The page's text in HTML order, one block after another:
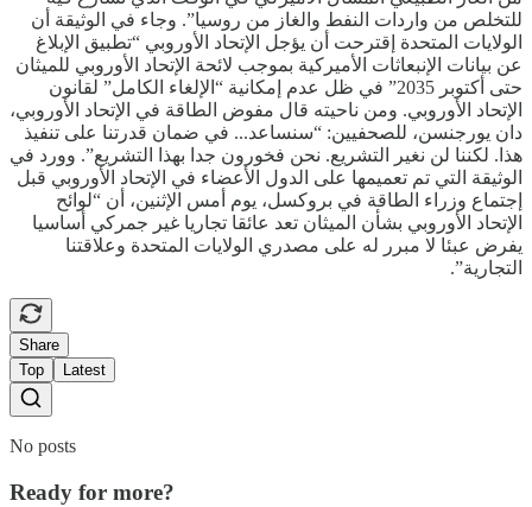
للتخلص من واردات النفط والغاز من روسيا”. وجاء في الوثيقة أن
الولايات المتحدة إقترحت أن يؤجل الإتحاد الأوروبي “تطبيق الإبلاغ
عن بيانات الإنبعاثات الأميركية بموجب لائحة الإتحاد الأوروبي للميثان
حتى أكتوبر 2035” في ظل عدم إمكانية “الإلغاء الكامل” لقانون
الإتحاد الأوروبي. ومن ناحيته قال مفوض الطاقة في الإتحاد الأوروبي،
دان يورجنسن، للصحفيين: “سنساعد... في ضمان قدرتنا على تنفيذ
هذا. لكننا لن نغير التشريع. نحن فخورون جدا بهذا التشريع”. وورد في
الوثيقة التي تم تعميمها على الدول الأعضاء في الإتحاد الأوروبي قبل
إجتماع وزراء الطاقة في بروكسل، يوم أمس الإثنين، أن “لوائح
الإتحاد الأوروبي بشأن الميثان تعد عائقا تجاريا غير جمركي أساسيا
يفرض عبئا لا مبرر له على مصدري الولايات المتحدة وعلاقتنا
التجارية”.
Share
Top
Latest
No posts
Ready for more?